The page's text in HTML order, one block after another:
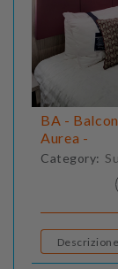
BA -
Aurea -
Category: